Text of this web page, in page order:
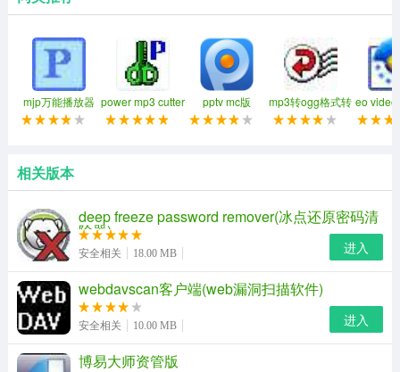
1.支持gsm6.1 g723.1语音压缩算法
2.使用简单，兼容性好
3.无延迟
4.无内存泄漏
5.支持Windows xp/windows 2000/windows
mjp万能播放器 power mp3 cutter pptv mc版
mp3转ogg格式转
换器
eo
相关版本
deep freeze password remover(冰点还原密码清
除器)
安全相关 18.00 MB 进入
webdavscan客户端(web漏洞扫描软件)
安全相关 10.00 MB 进入
博易大师资管版